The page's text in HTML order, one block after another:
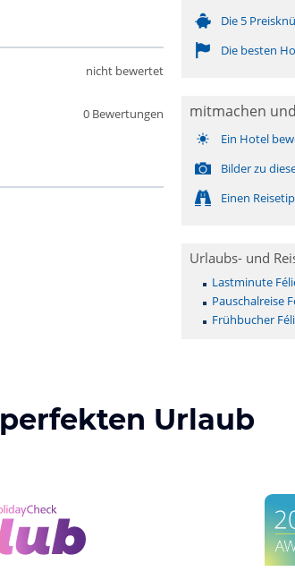
0 Bewertungen
nicht bewertet
Die 5
Die besten
mitmachen
Ein Hotel
Bilder zu
Einen
Urlaubs- und
Lastminute
Pauschalreise
Frühbucher
Urlaub